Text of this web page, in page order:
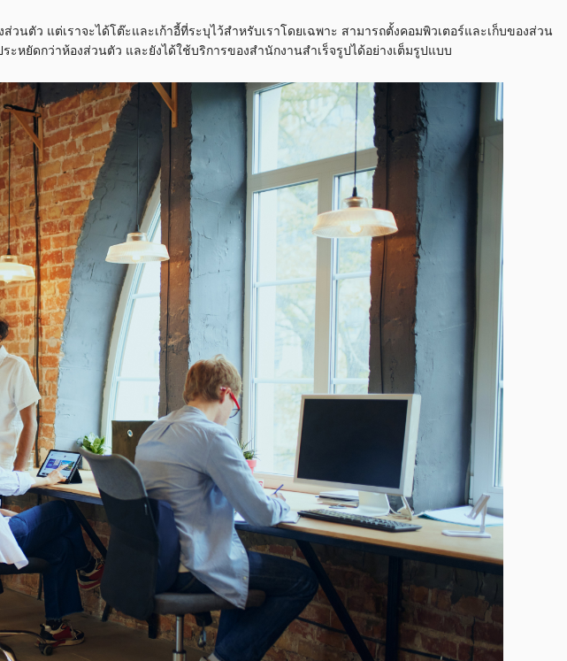
ตัว แต่เราจะได้โต๊ะและเก้าอี้ที่ระบุไว้สำหรับเราโดยเฉพาะ สามารถตั้งคอมพิวเตอร์และเก็บของส่วน
หยัดกว่าห้องส่วนตัว และยังได้ใช้บริการของสำนักงานสำเร็จรูปได้อย่างเต็มรูปแบบ